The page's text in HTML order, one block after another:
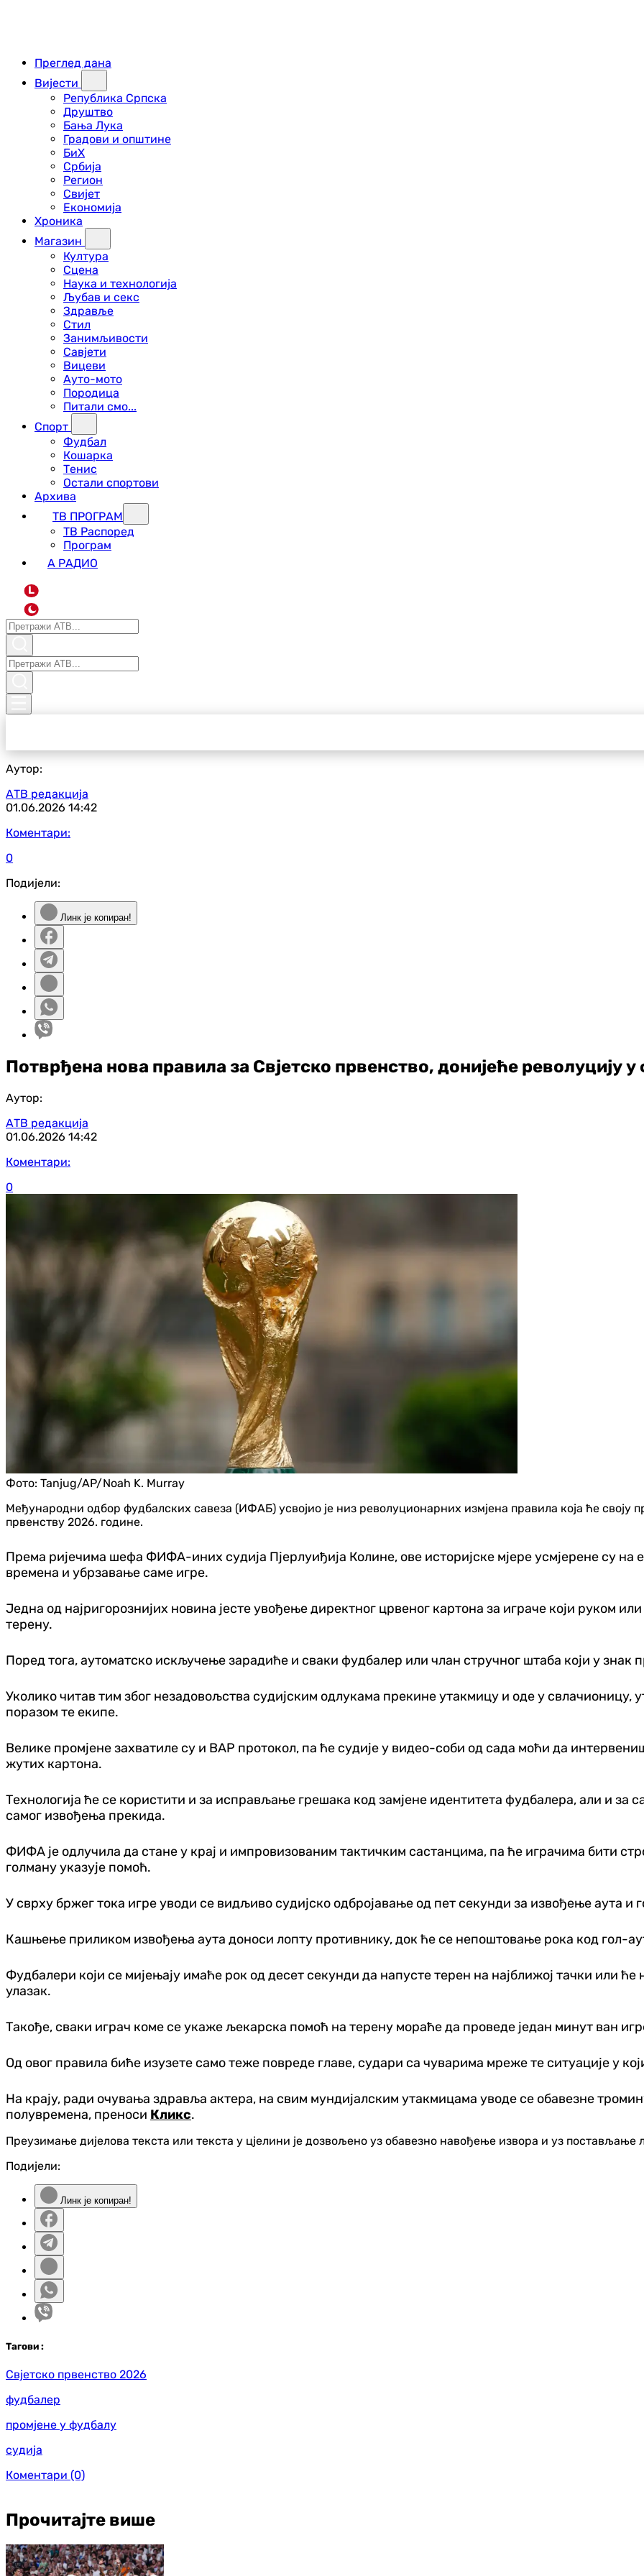
Преглед дана
Вијести
Република Српска
Друштво
Бања Лука
Градови и општине
БиХ
Србија
Регион
Свијет
Економија
Хроника
Магазин
Култура
Сцена
Наука и технологија
Љубав и секс
Здравље
Стил
Занимљивости
Савјети
Вицеви
Ауто-мото
Породица
Питали смо...
Спорт
Фудбал
Кошарка
Тенис
Остали спортови
Архива
ТВ ПРОГРАМ
ТВ Распоред
Програм
А РАДИО
L
Аутор:
АТВ редакција
01.06.2026 14:42
Коментари:
0
Подијели:
Линк је копиран!
Потврђена нова правила за Свјетско првенство, донијеће револуцију
Аутор:
АТВ редакција
01.06.2026 14:42
Коментари:
0
Фото: Tanjug/AP/Noah K. Murray
Међународни одбор фудбалских савеза (ИФАБ) усвојио је низ револуционарних измјена правила која ће своју
првенству 2026. године.
Према ријечима шефа ФИФА-иних судија Пјерлуиђија Колине, ове историјске мјере усмјерене су
времена и убрзавање саме игре.
Једна од најригорознијих новина јесте увођење директног црвеног картона за играче који руком
терену.
Поред тога, аутоматско искључење зарадиће и сваки фудбалер или члан стручног штаба који у знак
Уколико читав тим због незадовољства судијским одлукама прекине утакмицу и оде у свлачионицу,
поразом те екипе.
Велике промјене захватиле су и ВАР протокол, па ће судије у видео-соби од сада моћи да
жутих картона.
Технологија ће се користити и за исправљање грешака код замјене идентитета фудбалера, али и
самог извођења прекида.
ФИФА је одлучила да стане у крај и импровизованим тактичким састанцима, па ће играчима бити
голману указује помоћ.
У сврху бржег тока игре уводи се видљиво судијско одбројавање од пет секунди за извођење аута и
Кашњење приликом извођења аута доноси лопту противнику, док ће се непоштовање рока код гол-
Фудбалери који се мијењају имаће рок од десет секунди да напусте терен на најближој тачки или
улазак.
Такође, сваки играч коме се укаже љекарска помоћ на терену мораће да проведе један минут ван
Од овог правила биће изузете само теже повреде главе, судари са чуварима мреже те ситуације у
На крају, ради очувања здравља актера, на свим мундијалским утакмицама уводе се обавезне
полувремена, преноси Кликс.
Преузимање дијелова текста или текста у цјелини је дозвољено уз обавезно навођење извора и уз постављање
Подијели:
Линк је копиран!
Тагови :
Свјетско првенство 2026
фудбалер
промјене у фудбалу
судија
Коментари (0)
Прочитајте више